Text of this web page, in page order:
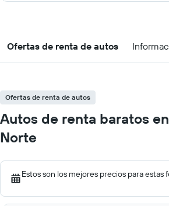
Ofertas de renta de autos
Ofertas de renta de autos
Autos de renta baratos
Norte
Estos son los mejores precios para estas